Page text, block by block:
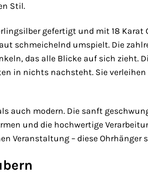
Stil.
gefertigt und mit 18
schmeichelnd umspielt. Die
das alle Blicke auf sich zieht.
in nichts nachsteht. Sie
auch modern. Die sanft
und die hochwertige
Veranstaltung – diese Ohrhänger